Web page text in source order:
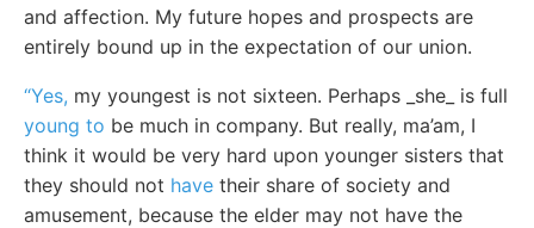
and affection. My future hopes and prospects are
entirely bound up in the expectation of our union.
“Yes, my youngest is not sixteen. Perhaps _she_ is full
young to be much in company. But really, ma’am, I
think it would be very hard upon younger sisters that
they should not have their share of society and
amusement, because the elder may not have the